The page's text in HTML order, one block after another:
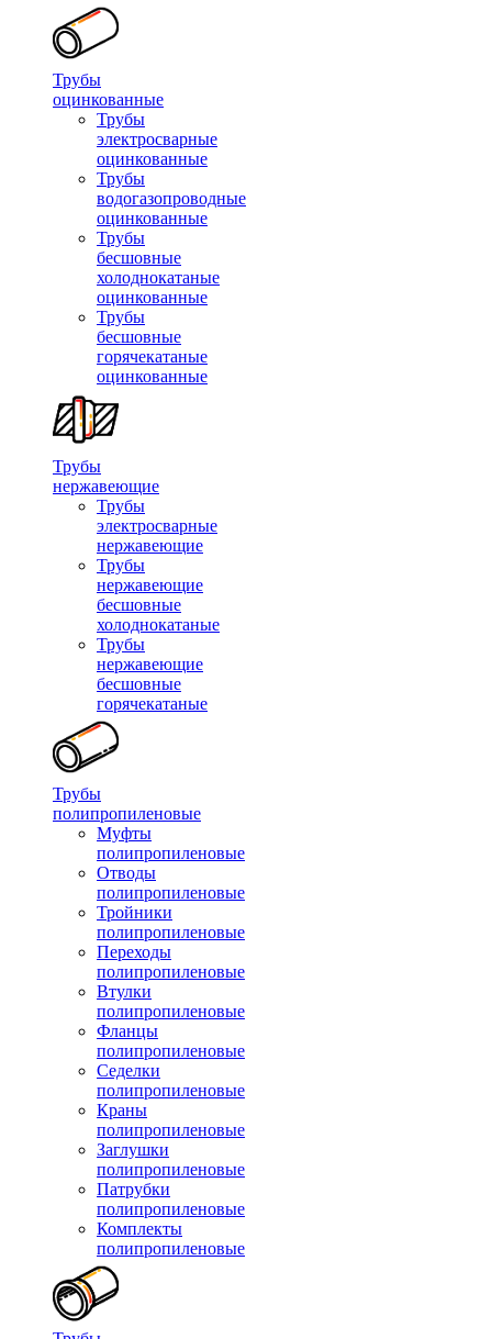
Трубы
оцинкованные
Трубы
электросварные
оцинкованные
Трубы
водогазопроводные
оцинкованные
Трубы
бесшовные
холоднокатаные
оцинкованные
Трубы
бесшовные
горячекатаные
оцинкованные
Трубы
нержавеющие
Трубы
электросварные
нержавеющие
Трубы
нержавеющие
бесшовные
холоднокатаные
Трубы
нержавеющие
бесшовные
горячекатаные
Трубы
полипропиленовые
Муфты
полипропиленовые
Отводы
полипропиленовые
Тройники
полипропиленовые
Переходы
полипропиленовые
Втулки
полипропиленовые
Фланцы
полипропиленовые
Седелки
полипропиленовые
Краны
полипропиленовые
Заглушки
полипропиленовые
Патрубки
полипропиленовые
Комплекты
полипропиленовые